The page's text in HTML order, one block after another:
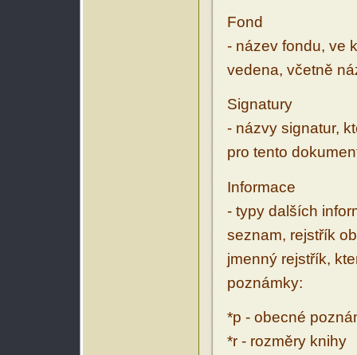
Fond
- název fondu, ve
vedena, včetně
Signatury
- názvy signatur,
pro tento
Informace
- typy dalších
seznam, rejstřík
jmenný rejstřík,
poznámky:
*p - obecné
*r - rozměry knihy